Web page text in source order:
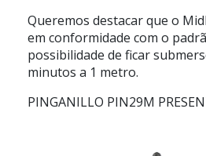
Queremos destacar que o
em conformidade com o
possibilidade de ficar
minutos a 1 metro.
PINGANILLO PIN29M